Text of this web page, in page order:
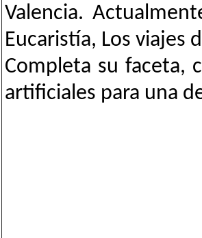
Valencia.
Eucaristía, Los viajes
Completa su faceta,
artificiales para una